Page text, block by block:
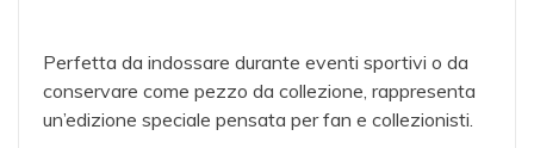
Perfetta da indossare durante eventi sportivi o da
conservare come pezzo da collezione, rappresenta
un’edizione speciale pensata per fan e collezionisti.